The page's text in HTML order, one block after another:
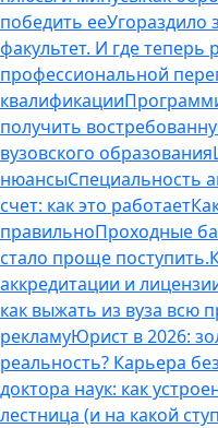
победить ееУгораздило
факультет. И где теперь
профессиональной
квалификации
получить
вузовского образования
нюансыСпециальность
счет: как это работает
правильноПроходные
стало проще поступить.
аккредитации и
как выжать из вуза всю
рекламуЮрист в 2026:
реальность? Карьера
доктора наук: как
лестница (и на какой